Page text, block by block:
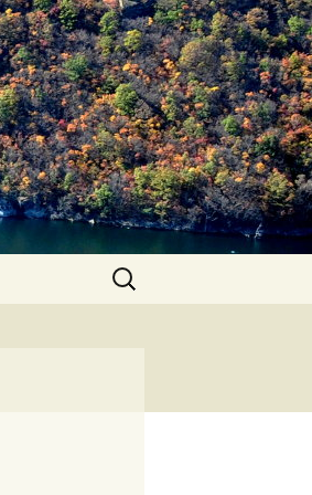
Search
for: